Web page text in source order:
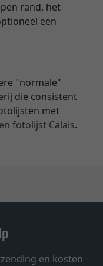
rand, het
een
"normale"
die consistent
met
fotolijst Calais.
en kosten